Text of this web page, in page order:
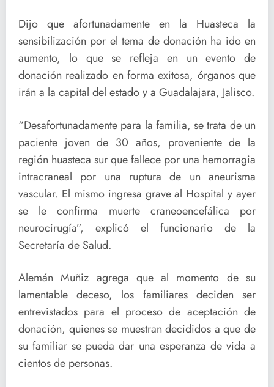
Dijo que afortunadamente en la Huasteca la
sensibilización por el tema de donación ha ido en
aumento, lo que se refleja en un evento de
donación realizado en forma exitosa, órganos que
irán a la capital del estado y a Guadalajara, Jalisco.
“Desafortunadamente para la familia, se trata de un
paciente joven de 30 años, proveniente de la
región huasteca sur que fallece por una hemorragia
intracraneal por una ruptura de un aneurisma
vascular. El mismo ingresa grave al Hospital y ayer
se le confirma muerte craneoencefálica por
neurocirugía”, explicó el funcionario de la
Secretaría de Salud.
Alemán Muñiz agrega que al momento de su
lamentable deceso, los familiares deciden ser
entrevistados para el proceso de aceptación de
donación, quienes se muestran decididos a que de
su familiar se pueda dar una esperanza de vida a
cientos de personas.